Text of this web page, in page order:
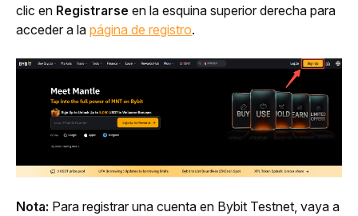
clic en Registrarse en la esquina superior derecha para
acceder a la página de registro.
Nota: Para registrar una cuenta en Bybit Testnet, vaya a